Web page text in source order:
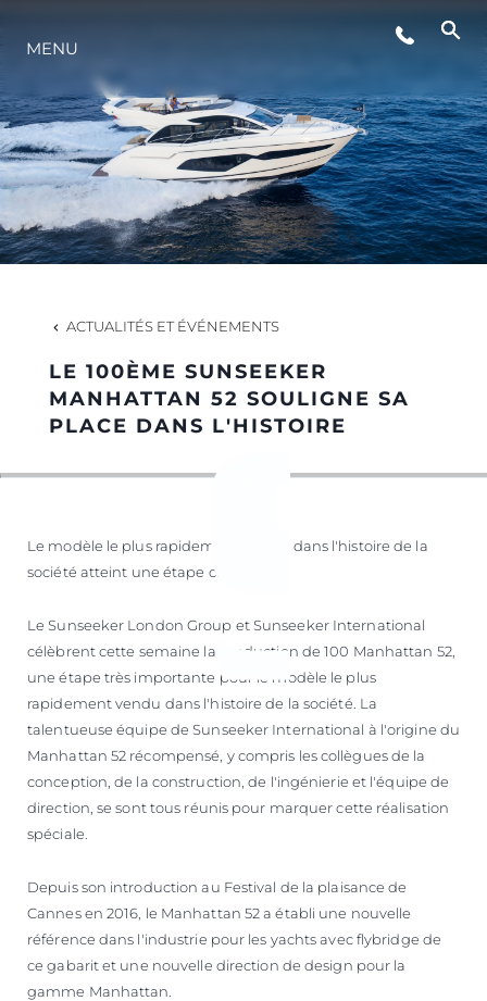
L'INNOVATION
LA SOCIÉTÉ
NOTRE ÉQUIPE
NOTRE HÉRITAGE
ESTIMEZ VOTRE BATEAU
MENU
ACTUALITÉS ET ÉVÉNEMENTS
LE 100ÈME SUNSEEKER
MANHATTAN 52 SOULIGNE SA
PLACE DANS L'HISTOIRE
Le modèle le plus rapidement vendu dans l'histoire de la
société atteint une étape clé.
Le Sunseeker London Group et Sunseeker International
célèbrent cette semaine la production de 100 Manhattan 52,
une étape très importante pour le modèle le plus
rapidement vendu dans l'histoire de la société. La
talentueuse équipe de Sunseeker International à l'origine du
Manhattan 52 récompensé, y compris les collègues de la
conception, de la construction, de l'ingénierie et l'équipe de
direction, se sont tous réunis pour marquer cette réalisation
spéciale.
Depuis son introduction au Festival de la plaisance de
Cannes en 2016, le Manhattan 52 a établi une nouvelle
référence dans l'industrie pour les yachts avec flybridge de
ce gabarit et une nouvelle direction de design pour la
gamme Manhattan.